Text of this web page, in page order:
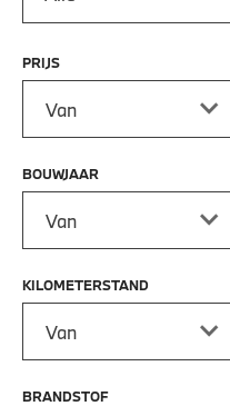
PRIJS
BOUWJAAR
KILOMETERSTAND
BRANDSTOF